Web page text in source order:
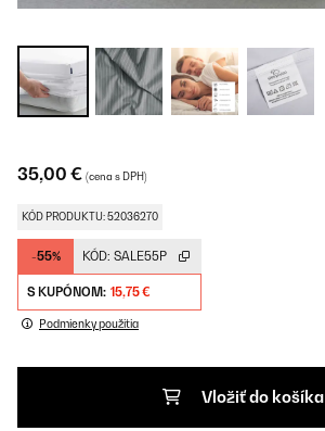
35,00 € (cena s DPH)
KÓD PRODUKTU: 52036270
-55% KÓD: SALE55P
S KUPÓNOM: 15,75 €
Podmienky použitia
Vložiť do košíka